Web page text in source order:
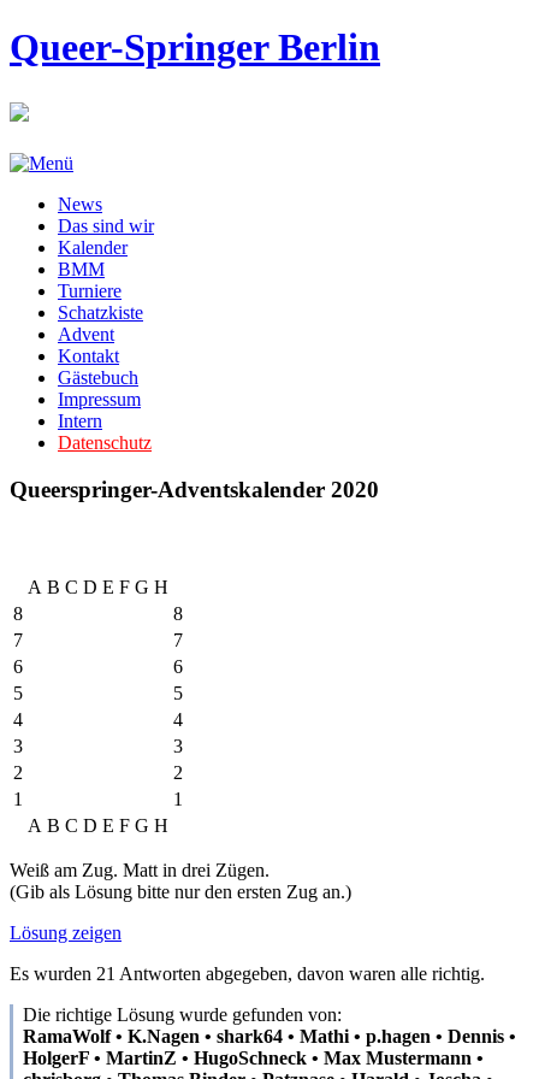
Queer-Springer Berlin
News
Das sind wir
Kalender
BMM
Turniere
Schatzkiste
Advent
Kontakt
Gästebuch
Impressum
Intern
Datenschutz
Queerspringer-Adventskalender 2020
A B C D E F G H
8
8
7
7
6
6
5
5
4
4
3
3
2
2
1
1
A B C D E F G H
Weiß am Zug. Matt in drei Zügen.
(Gib als Lösung bitte nur den ersten Zug an.)
Lösung zeigen
Es wurden 21 Antworten abgegeben, davon waren alle richtig.
Die richtige Lösung wurde gefunden von:
RamaWolf • K.Nagen • shark64 • Mathi • p.hagen • Dennis •
HolgerF • MartinZ • HugoSchneck • Max Mustermann •